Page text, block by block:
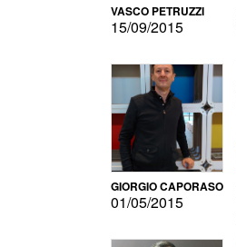
VASCO PETRUZZI
15/09/2015
GIORGIO CAPORASO
01/05/2015